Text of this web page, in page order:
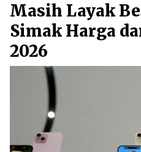
Masih Layak
Simak Harga
2026